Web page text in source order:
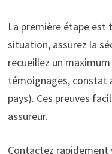
La première étape est
situation, assurez la
recueillez un
témoignages, constat
pays). Ces preuves
assureur.
Contactez rapidement